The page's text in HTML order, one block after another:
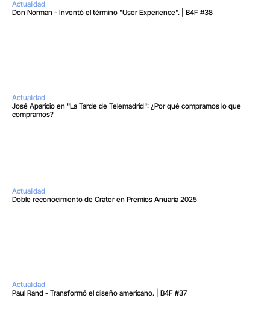
Actualidad
Don Norman - Inventó el término "User Experience". | B4F #38
Actualidad
José Aparicio en "La Tarde de Telemadrid": ¿Por qué compramos lo que
compramos?
Actualidad
Doble reconocimiento de Crater en Premios Anuaria 2025
Actualidad
Paul Rand - Transformó el diseño americano. | B4F #37